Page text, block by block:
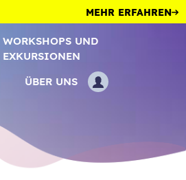
MEHR ERFAHREN
WORKSHOPS UND
EXKURSIONEN
ÜBER UNS